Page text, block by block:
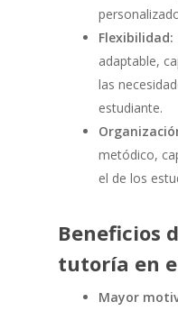
Flexibilidad:
adaptable,
las
estudiante.
metódico,
el de los
Beneficios
tutoría en
Mayor